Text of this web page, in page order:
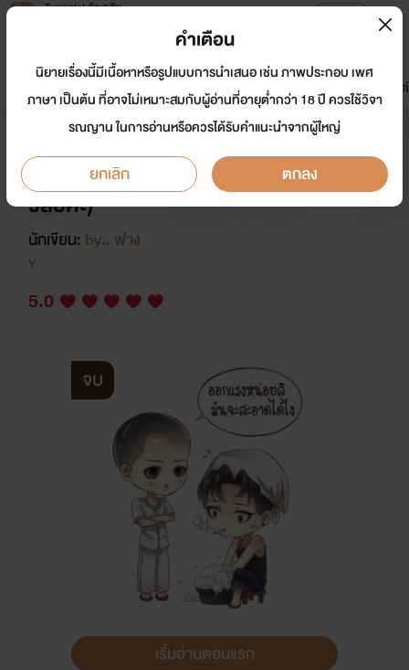
Tunwalai ธัญวลัย
หน้าแรก นิยาย อีบุ๊ก การ์ตูน
มาใหม่
ดรีมแชท ธัญลิสต์
หลงลืมรัก จบแล้ว (โปรด,หลง ดราม่า
nc20 ) (มีอีบุ๊กในเมพบุ๊กและปิ่นโต ธัญ
วลัยค่ะ)
นักเขียน: by.. ฟาง
Y
5.0
จบ
เริ่มอ่านตอนแรก
คำเตือน
นิยายเรื่องนี้มีเนื้อหาหรือรูปแบบการนำเสนอ เช่น ภาพประกอบ เพศ
ภาษา เป็นต้น ที่อาจไม่เหมาะสมกับผู้อ่านที่อายุต่ำกว่า 18 ปี ควรใช้วิจา
รณญาน ในการอ่านหรือควรได้รับคำแนะนำจากผู้ใหญ่
ยกเลิก ตกลง